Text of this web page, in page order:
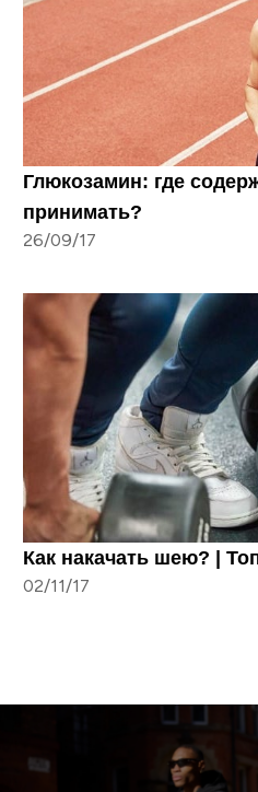
Глюкозамин: где
принимать?
26/09/17
Как накачать шею? |
02/11/17